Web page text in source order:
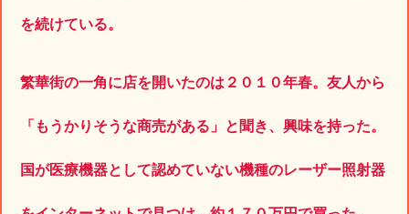
を続けている。
繁華街の一角に店を開いたのは２０１０年春。友人から
「もうかりそうな商売がある」と聞き、興味を持った。
国が医療機器として認めていない機種のレーザー照射器